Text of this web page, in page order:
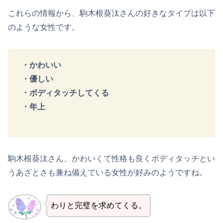
これらの情報から、駒木根葵汰さんの好きなタイプは以下
のような女性です。
・かわいい
・優しい
・ボディタッチしてくる
・年上
駒木根葵汰さん、かわいくて性格も良くボディタッチとい
うあざとさも兼ね備えている女性が好みのようですね。
わりと完璧を求めてくる。